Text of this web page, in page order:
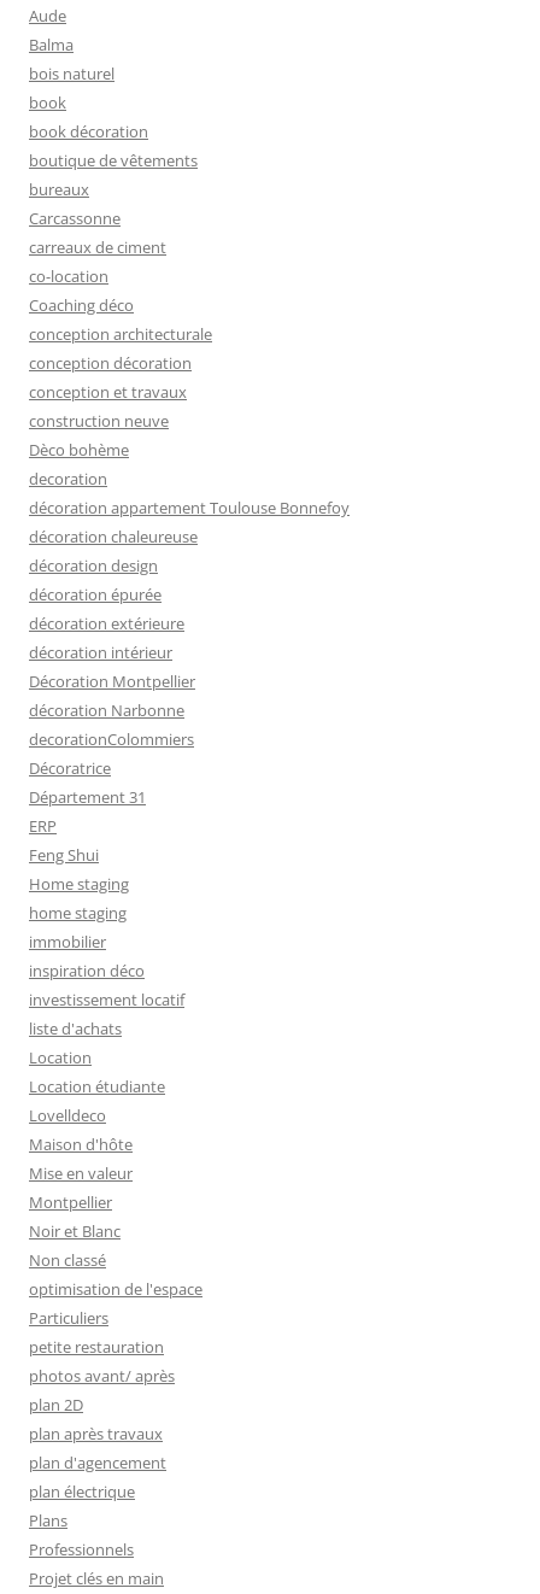
Aude
Balma
bois naturel
book
book décoration
boutique de vêtements
bureaux
Carcassonne
carreaux de ciment
co-location
Coaching déco
conception architecturale
conception décoration
conception et travaux
construction neuve
Dèco bohème
decoration
décoration appartement Toulouse Bonnefoy
décoration chaleureuse
décoration design
décoration épurée
décoration extérieure
décoration intérieur
Décoration Montpellier
décoration Narbonne
decorationColommiers
Décoratrice
Département 31
ERP
Feng Shui
Home staging
home staging
immobilier
inspiration déco
investissement locatif
liste d'achats
Location
Location étudiante
Lovelldeco
Maison d'hôte
Mise en valeur
Montpellier
Noir et Blanc
Non classé
optimisation de l'espace
Particuliers
petite restauration
photos avant/ après
plan 2D
plan après travaux
plan d'agencement
plan électrique
Plans
Professionnels
Projet clés en main